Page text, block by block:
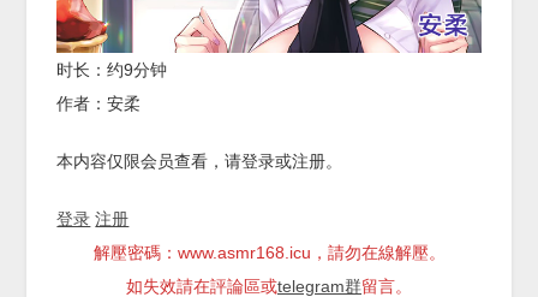
时长：约9分钟
作者：安柔
本内容仅限会员查看，请登录或注册。
登录 注册
解壓密碼：www.asmr168.icu，請勿在線解壓。
如失效請在評論區或telegram群留言。